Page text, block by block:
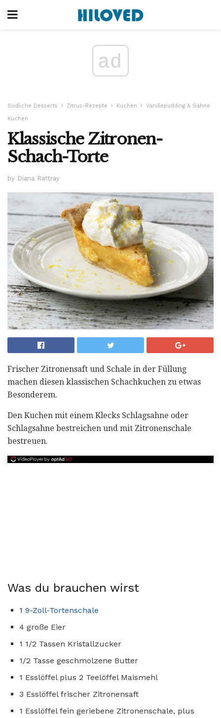
ad
Südliche Desserts Zitrus-Rezepte Kuchen
Vanillepudding & Sahne
Kuchen
Klassische Zitronen-
Schach-Torte
by Diana Rattray
Frischer Zitronensaft und Schale in der Füllung
machen diesen klassischen Schachkuchen zu etwas
Besonderem.
Den Kuchen mit einem Klecks Schlagsahne oder
Schlagsahne bestreichen und mit Zitronenschale
bestreuen.
Was du brauchen wirst
1 9-Zoll-Tortenschale
4 große Eier
1 1/2 Tassen Kristallzucker
1/2 Tasse geschmolzene Butter
1 Esslöffel plus 2 Teelöffel Maismehl
3 Esslöffel frischer Zitronensaft
1 Esslöffel fein geriebene Zitronenschale, plus